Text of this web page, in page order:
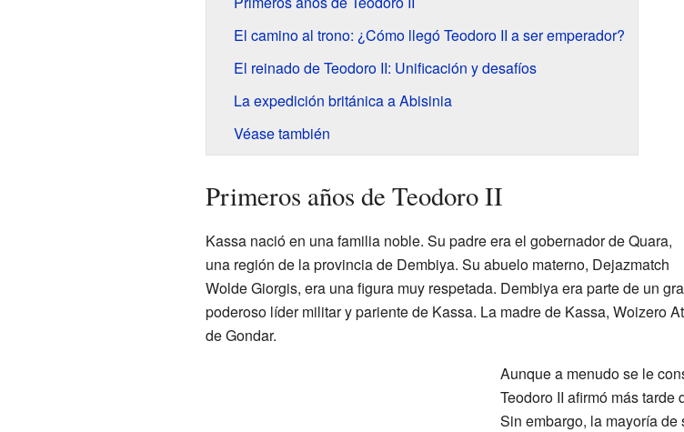
El camino al trono: ¿Cómo llegó Teodoro II a ser emperador?
El reinado de Teodoro II: Unificación y desafíos
La expedición británica a Abisinia
Véase también
Primeros años de Teodoro II
Kassa nació en una familia noble. Su padre era el gobernador de Quara,
una región de la provincia de Dembiya. Su abuelo materno, Dejazmatch
Wolde Giorgis, era una figura muy respetada. Dembiya era parte de un
poderoso líder militar y pariente de Kassa. La madre de Kassa, Woizero
de Gondar.
Aunque a menudo se le
Teodoro II afirmó más
Sin embargo, la mayoría